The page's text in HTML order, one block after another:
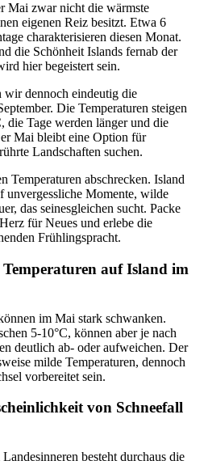
Mai zwar nicht die wärmste
eigenen Reiz besitzt. Etwa 6
charakterisieren diesen Monat.
die Schönheit Islands fernab der
hier begeistert sein.
wir dennoch eindeutig die
Die Temperaturen steigen
die Tage werden länger und die
Mai bleibt eine Option für
Landschaften suchen.
Temperaturen abschrecken. Island
unvergessliche Momente, wilde
das seinesgleichen sucht. Packe
für Neues und erlebe die
Frühlingspracht.
auf Island im
im Mai stark schwanken.
5-10°C, können aber je nach
deutlich ab- oder aufweichen. Der
milde Temperaturen, dennoch
vorbereitet sein.
von Schneefall
besteht durchaus die